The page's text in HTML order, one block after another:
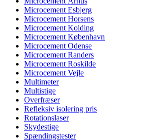
Microcement Esbjerg
Microcement Horsens
Microcement Kolding
Microcement København
Microcement Odense
Microcement Randers
Microcement Roskilde
Microcement Vejle
Multimeter
Multistige
Overfræser
Refleksiv isolering pris
Rotationslaser
Skydestige
Spændingstester